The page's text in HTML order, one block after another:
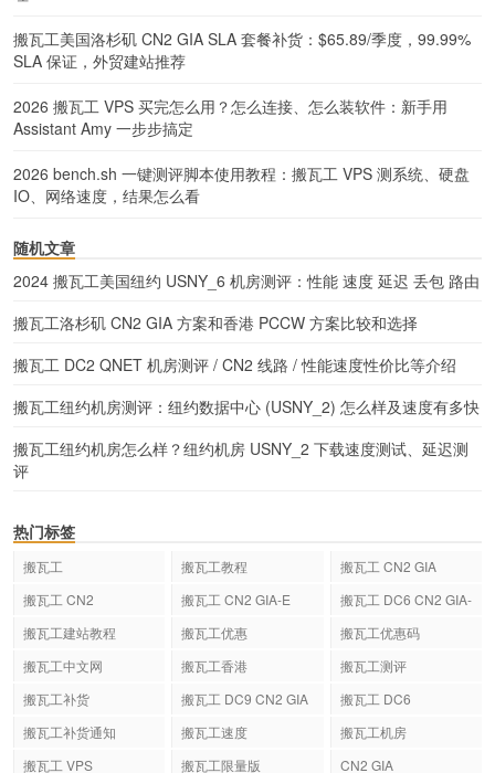
搬瓦工美国洛杉矶 CN2 GIA SLA 套餐补货：$65.89/季度，99.99%
SLA 保证，外贸建站推荐
2026 搬瓦工 VPS 买完怎么用？怎么连接、怎么装软件：新手用
Assistant Amy 一步步搞定
2026 bench.sh 一键测评脚本使用教程：搬瓦工 VPS 测系统、硬盘
IO、网络速度，结果怎么看
随机文章
2024 搬瓦工美国纽约 USNY_6 机房测评：性能 速度 延迟 丢包 路由
搬瓦工洛杉矶 CN2 GIA 方案和香港 PCCW 方案比较和选择
搬瓦工 DC2 QNET 机房测评 / CN2 线路 / 性能速度性价比等介绍
搬瓦工纽约机房测评：纽约数据中心 (USNY_2) 怎么样及速度有多快
搬瓦工纽约机房怎么样？纽约机房 USNY_2 下载速度测试、延迟测
评
热门标签
搬瓦工 搬瓦工教程
搬瓦工 CN2 GIA
搬瓦工 CN2
搬瓦工 CN2 GIA-E
搬瓦工 DC6 CN2 GIA-
搬瓦工建站教程 搬瓦工优惠
搬瓦工优惠码
搬瓦工中文网
搬瓦工香港
搬瓦工测评
搬瓦工补货
搬瓦工 DC9 CN2 GIA
搬瓦工 DC6
搬瓦工补货通知
搬瓦工速度
搬瓦工机房
搬瓦工 VPS
搬瓦工限量版 CN2 GIA